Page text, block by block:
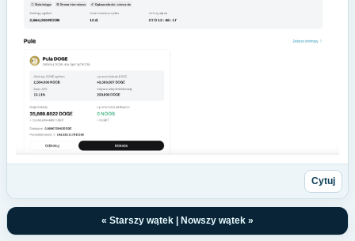
Cytuj
« Starszy wątek | Nowszy wątek »